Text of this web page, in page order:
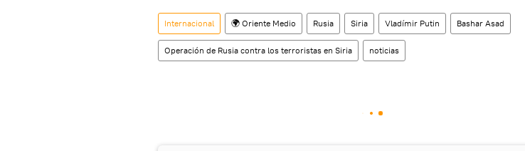
Internacional 🌍 Oriente Medio Rusia Siria Vladímir Putin Bashar Asad
Operación de Rusia contra los terroristas en Siria noticias